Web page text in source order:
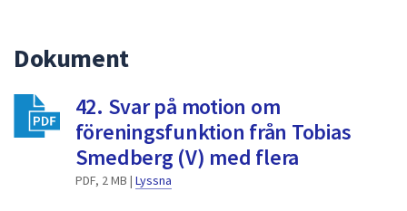
välja
något
av
Dokument
42. Svar på motion om
föreningsfunktion från Tobias
Smedberg (V) med flera
PDF, 2 MB | Lyssna